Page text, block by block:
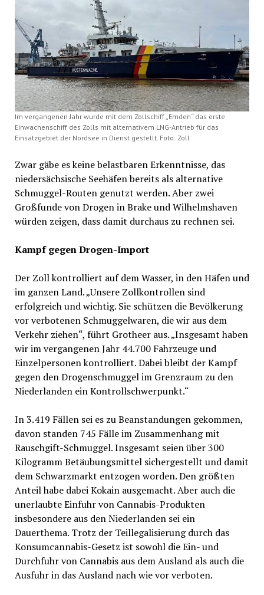
Im vergangenen Jahr wurde mit dem Zollschiff „Emden“ das erste
Einwachenschiff des Zolls mit alternativem LNG-Antrieb für das
Einsatzgebiet der Nordsee in Dienst gestellt. Foto: Zoll
Zwar gäbe es keine belastbaren Erkenntnisse, das
niedersächsische Seehäfen bereits als alternative
Schmuggel-Routen genutzt werden. Aber zwei
Großfunde von Drogen in Brake und Wilhelmshaven
würden zeigen, dass damit durchaus zu rechnen sei.
Kampf gegen Drogen-Import
Der Zoll kontrolliert auf dem Wasser, in den Häfen und
im ganzen Land. „Unsere Zollkontrollen sind
erfolgreich und wichtig. Sie schützen die Bevölkerung
vor verbotenen Schmuggelwaren, die wir aus dem
Verkehr ziehen“, führt Grotheer aus. „Insgesamt haben
wir im vergangenen Jahr 44.700 Fahrzeuge und
Einzelpersonen kontrolliert. Dabei bleibt der Kampf
gegen den Drogenschmuggel im Grenzraum zu den
Niederlanden ein Kontrollschwerpunkt.“
In 3.419 Fällen sei es zu Beanstandungen gekommen,
davon standen 745 Fälle im Zusammenhang mit
Rauschgift-Schmuggel. Insgesamt seien über 300
Kilogramm Betäubungsmittel sichergestellt und damit
dem Schwarzmarkt entzogen worden. Den größten
Anteil habe dabei Kokain ausgemacht. Aber auch die
unerlaubte Einfuhr von Cannabis-Produkten
insbesondere aus den Niederlanden sei ein
Dauerthema. Trotz der Teillegalisierung durch das
Konsumcannabis-Gesetz ist sowohl die Ein- und
Durchfuhr von Cannabis aus dem Ausland als auch die
Ausfuhr in das Ausland nach wie vor verboten.